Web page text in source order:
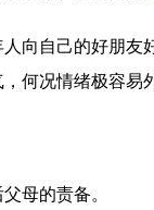
向自己的好朋友
何况情绪极容易
母的责备。